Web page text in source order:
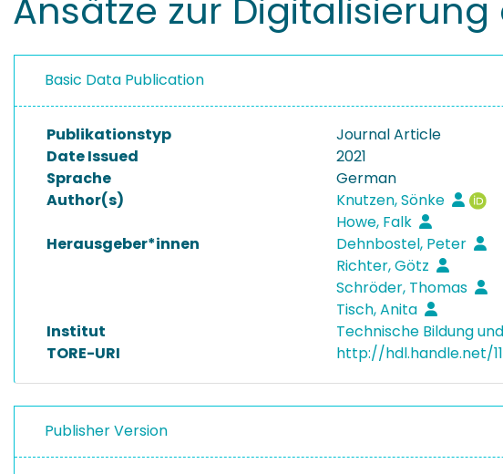
Ansätze zur
Basic Data Publication
Publikationstyp
Journal Article
Date Issued
2021
Sprache
German
Author(s)
Knutzen, Sönke
Howe, Falk
Herausgeber*innen
Dehnbostel, Peter
Richter, Götz
Schröder, Thomas
Tisch, Anita
Institut
Technische Bildung
TORE-URI
http://hdl.handle.net/
Publisher Version